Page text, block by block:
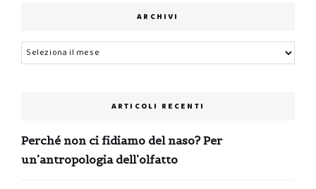
ARCHIVI
Archivi
ARTICOLI RECENTI
Perché non ci fidiamo del naso? Per
un’antropologia dell’olfatto